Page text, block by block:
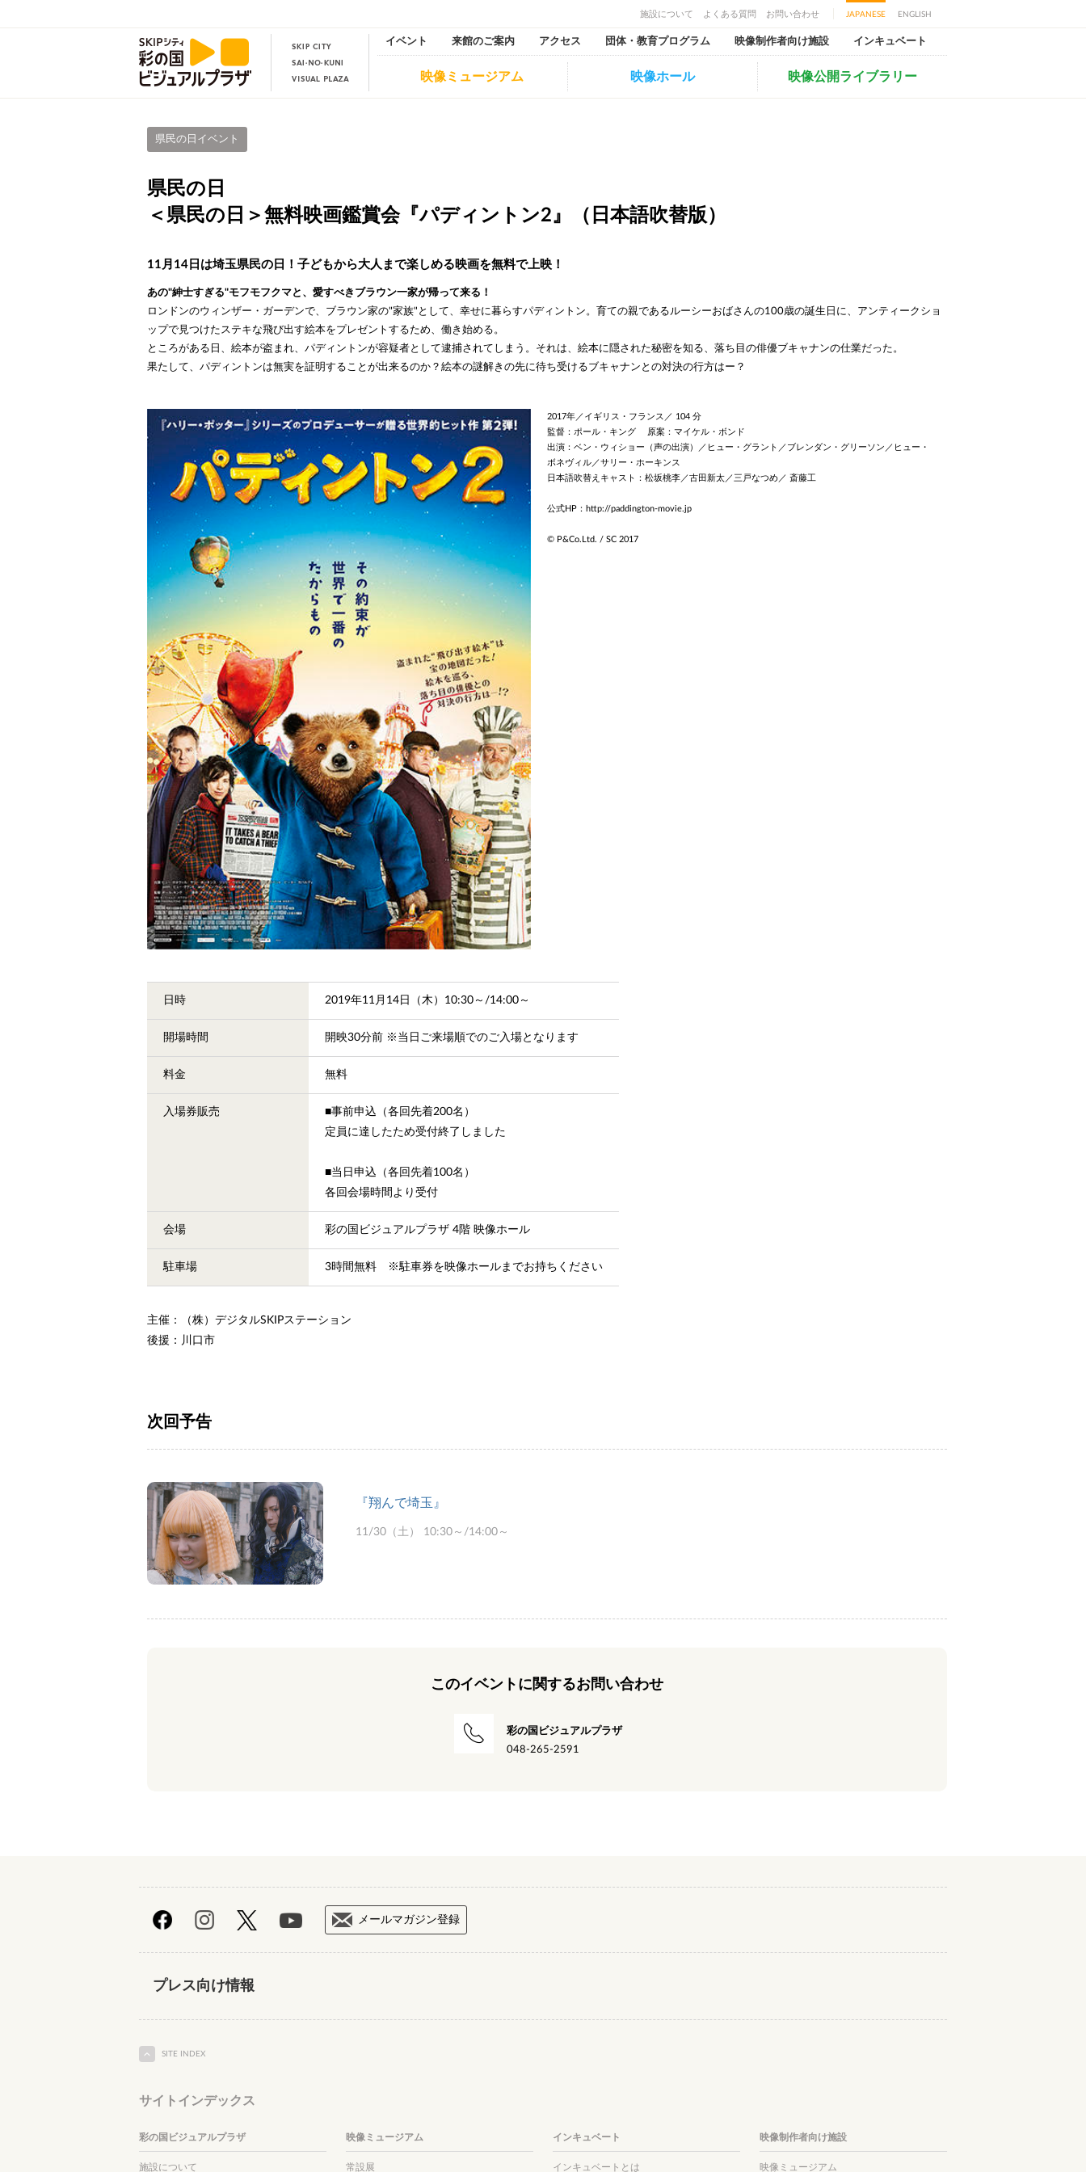
施設について よくある質問 お問い合わせ JAPANESE ENGLISH
イベント 来館のご案内 アクセス 団体・教育プログラム 映像制作者向け施設 インキュベート
映像ミュージアム 映像ホール 映像公開ライブラリー
県民の日イベント
県民の日
＜県民の日＞無料映画鑑賞会『パディントン2』（日本語吹替版）
11月14日は埼玉県民の日！子どもから大人まで楽しめる映画を無料で上映！
あの"紳士すぎる"モフモフクマと、愛すべきブラウン一家が帰って来る！
ロンドンのウィンザー・ガーデンで、ブラウン家の"家族"として、幸せに暮らすパディントン。育ての親であるルーシーおばさんの100歳の誕生日に、アンティークショ
ップで見つけたステキな飛び出す絵本をプレゼントするため、働き始める。
ところがある日、絵本が盗まれ、パディントンが容疑者として逮捕されてしまう。それは、絵本に隠された秘密を知る、落ち目の俳優ブキャナンの仕業だった。
果たして、パディントンは無実を証明することが出来るのか？絵本の謎解きの先に待ち受けるブキャナンとの対決の行方はー？
2017年／イギリス・フランス／ 104 分
監督：ポール・キング 原案：マイケル・ボンド
出演：ベン・ウィショー（声の出演）／ヒュー・グラント／ブレンダン・グリーソン／ヒュー・
ボネヴィル／サリー・ホーキンス
日本語吹替えキャスト：松坂桃李／古田新太／三戸なつめ／ 斎藤工
公式HP： http://paddington-movie.jp
© P&Co.Ltd. / SC 2017
日時 2019年11月14日（木）10:30～/14:00～
開場時間 開映30分前 ※当日ご来場順でのご入場となります
料金 無料
入場券販売
■事前申込（各回先着200名）
定員に達したため受付終了しました
■当日申込（各回先着100名）
各回会場時間より受付
会場 彩の国ビジュアルプラザ 4階 映像ホール
駐車場 3時間無料 ※駐車券を映像ホールまでお持ちください
主催：（株）デジタルSKIPステーション
後援：川口市
次回予告
『翔んで埼玉』
11/30（土） 10:30～/14:00～
このイベントに関するお問い合わせ
彩の国ビジュアルプラザ
048-265-2591
メールマガジン登録
プレス向け情報
SITE INDEX
サイトインデックス
彩の国ビジュアルプラザ
施設について
映像ミュージアム
常設展
インキュベート
インキュベートとは
映像制作者向け施設
映像ミュージアム